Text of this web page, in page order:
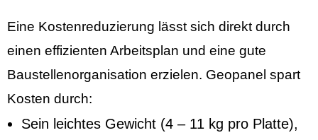
Eine Kostenreduzierung lässt sich direkt durch
einen effizienten Arbeitsplan und eine gute
Baustellenorganisation erzielen. Geopanel spart
Kosten durch:
Sein leichtes Gewicht (4 – 11 kg pro Platte),